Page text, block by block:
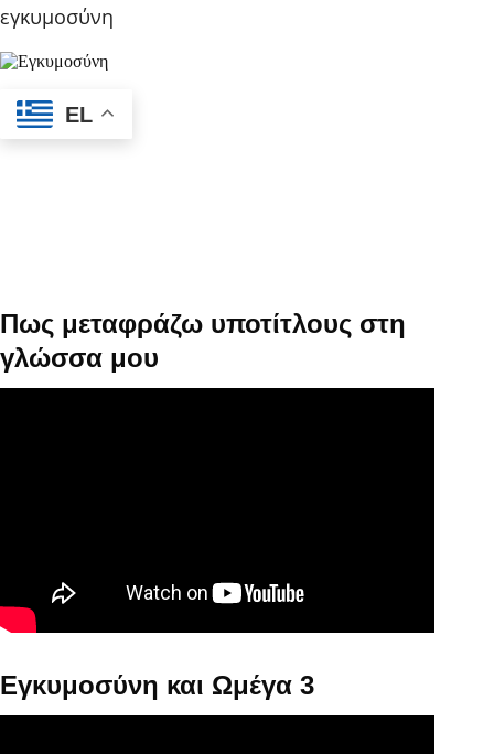
εγκυμοσύνη
EL
Πως μεταφράζω υποτίτλους στη
γλώσσα μου
Εγκυμοσύνη και Ωμέγα 3